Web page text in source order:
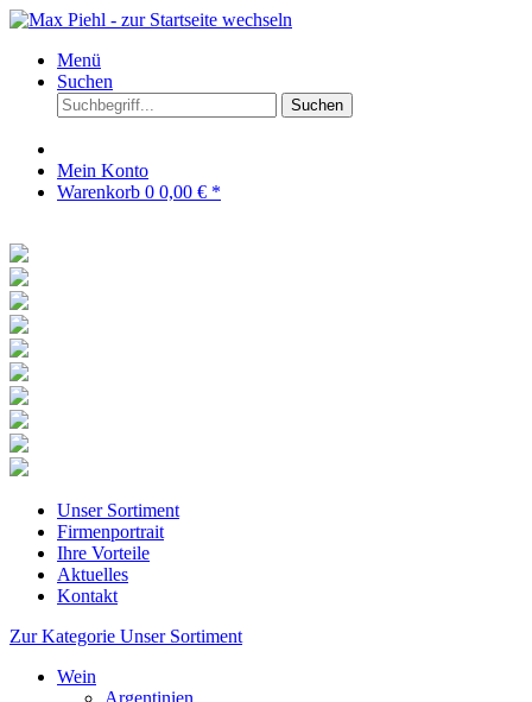
Menü
Suchen
Suchen
Mein Konto
Warenkorb 0 0,00 € *
Unser Sortiment
Firmenportrait
Ihre Vorteile
Aktuelles
Kontakt
Zur Kategorie Unser Sortiment
Wein
Argentinien